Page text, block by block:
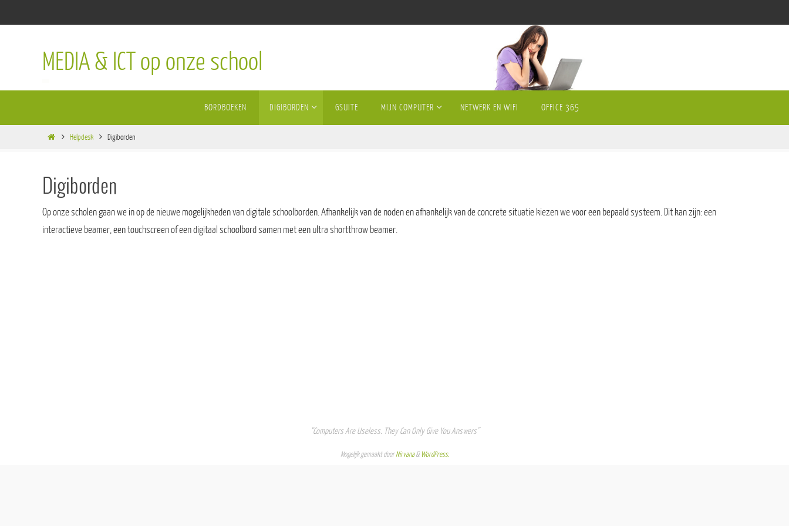
naar
MEDIA & ICT op onze school
de
BORDBOEKEN DIGIBORDEN GSUITE MIJN COMPUTER NETWERK EN WIFI OFFICE 365
HomeHelpdesk Digiborden
Digiborden
Op onze scholen gaan we in op de nieuwe mogelijkheden van digitale schoolborden. Afhankelijk van de noden en afhankelijk van de concrete situatie kiezen we voor een bepaald systeem. Dit kan zijn: een
interactieve beamer, een touchscreen of een digitaal schoolbord samen met een ultra shortthrow beamer.
“Computers Are Useless. They Can Only Give You Answers”
Mogelijk gemaakt doorNirvana& WordPress.